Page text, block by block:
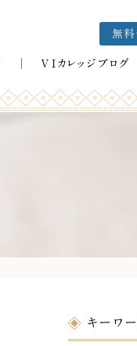
VIカレッジブログ
無
キーワ